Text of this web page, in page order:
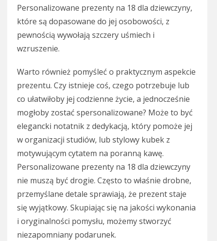
Personalizowane prezenty na 18 dla dziewczyny,
które są dopasowane do jej osobowości, z
pewnością wywołają szczery uśmiech i
wzruszenie.
Warto również pomyśleć o praktycznym aspekcie
prezentu. Czy istnieje coś, czego potrzebuje lub
co ułatwiłoby jej codzienne życie, a jednocześnie
mogłoby zostać spersonalizowane? Może to być
elegancki notatnik z dedykacją, który pomoże jej
w organizacji studiów, lub stylowy kubek z
motywującym cytatem na poranną kawę.
Personalizowane prezenty na 18 dla dziewczyny
nie muszą być drogie. Często to właśnie drobne,
przemyślane detale sprawiają, że prezent staje
się wyjątkowy. Skupiając się na jakości wykonania
i oryginalności pomysłu, możemy stworzyć
niezapomniany podarunek.